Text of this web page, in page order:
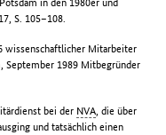
S. 105–108.
wissenschaftlicher Mitarbeiter
September 1989 Mitbegründer
bei der NVA, die über
und tatsächlich einen